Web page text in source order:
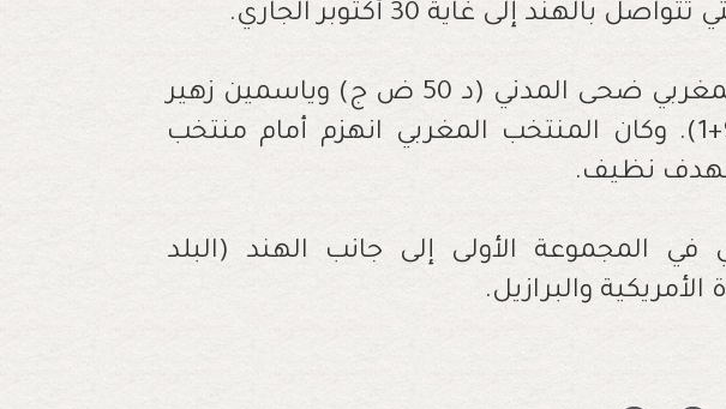
إلى غاية 30 أكتوبر الجاري.
وسجلت أهداف المنتخب المغربي ضحى المدني (د 50 ض ج) وياسمين زهير
(د 61) وجنة شريف (د 90+1). وكان المنتخب المغربي انهزم أمام منتخب
بهدف نظيف.
المجموعة الأولى إلى جانب الهند (البلد
والبرازيل.